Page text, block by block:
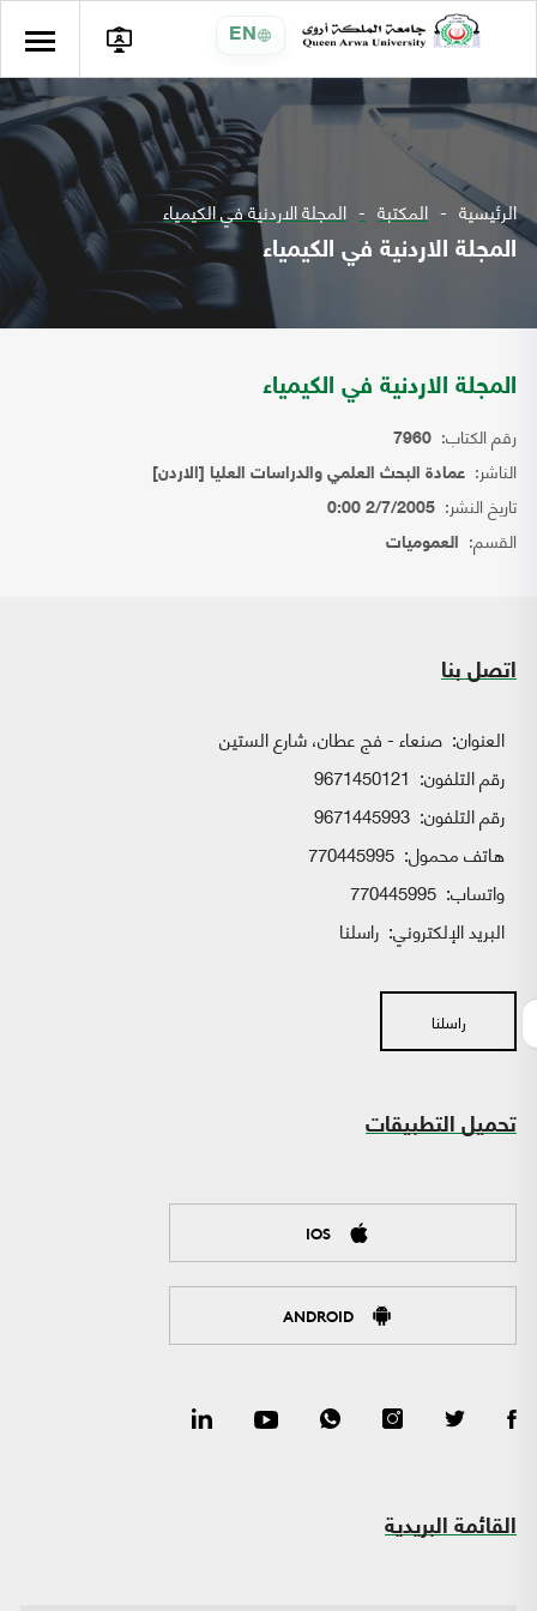
EN
الرئيسية المكتبة المجلة الاردنية في الكيمياء
المجلة الاردنية في الكيمياء
المجلة الاردنية في الكيمياء
رقم الكتاب: 7960
الناشر: عمادة البحث العلمي والدراسات العليا [الاردن]
تاريخ النشر: 2/7/2005 0:00
القسم: العموميات
اتصل بنا
العنوان: صنعاء - فج عطان، شارع الستين
رقم التلفون: 9671450121
رقم التلفون: 9671445993
هاتف محمول: 770445995
واتساب:
البريد الإلكتروني: راسلنا
راسلنا
تحميل التطبيقات
IOS
ANDROID
القائمة البريدية